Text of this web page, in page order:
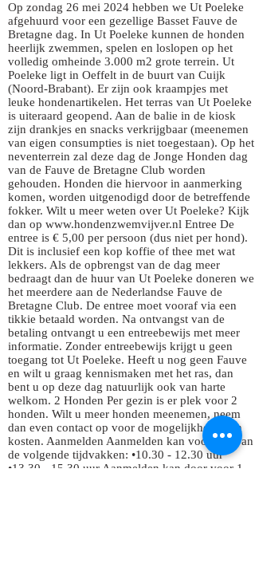
Op zondag 26 mei 2024 hebben we Ut Poeleke
afgehuurd voor een gezellige Basset Fauve de
Bretagne dag. In Ut Poeleke kunnen de honden
heerlijk zwemmen, spelen en loslopen op het
volledig omheinde 3.000 m2 grote terrein. Ut
Poeleke ligt in Oeffelt in de buurt van Cuijk
(Noord-Brabant). Er zijn ook kraampjes met
leuke hondenartikelen. Het terras van Ut Poeleke
is uiteraard geopend. Aan de balie in de kiosk
zijn drankjes en snacks verkrijgbaar (meenemen
van eigen consumpties is niet toegestaan). Op het
neventerrein zal deze dag de Jonge Honden dag
van de Fauve de Bretagne Club worden
gehouden. Honden die hiervoor in aanmerking
komen, worden uitgenodigd door de betreffende
fokker. Wilt u meer weten over Ut Poeleke? Kijk
dan op www.hondenzwemvijver.nl Entree De
entree is € 5,00 per persoon (dus niet per hond).
Dit is inclusief een kop koffie of thee met wat
lekkers. Als de opbrengst van de dag meer
bedraagt dan de huur van Ut Poeleke doneren we
het meerdere aan de Nederlandse Fauve de
Bretagne Club. De entree moet vooraf via een
tikkie betaald worden. Na ontvangst van de
betaling ontvangt u een entreebewijs met meer
informatie. Zonder entreebewijs krijgt u geen
toegang tot Ut Poeleke. Heeft u nog geen Fauve
en wilt u graag kennismaken met het ras, dan
bent u op deze dag natuurlijk ook van harte
welkom. 2 Honden Per gezin is er plek voor 2
honden. Wilt u meer honden meenemen, neem
dan even contact op voor de mogelijkheden en
kosten. Aanmelden Aanmelden kan voor een van
de volgende tijdvakken: •10.30 - 12.30 uur
•13.30 - 15.30 uur Aanmelden kan door voor 1